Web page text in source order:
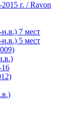
г. / Ravon
7 мест
5 мест
16